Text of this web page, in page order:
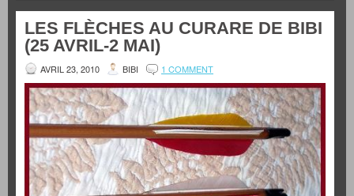
LES FLÈCHES AU CURARE DE BIBI
(25 AVRIL-2 MAI)
AVRIL 23, 2010 BIBI 1 COMMENT